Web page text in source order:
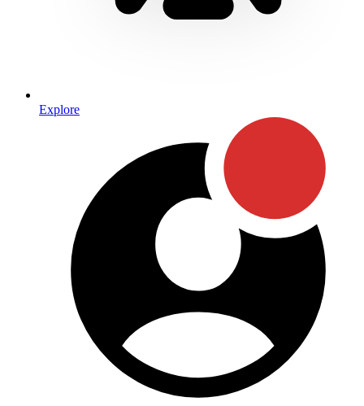
Explore